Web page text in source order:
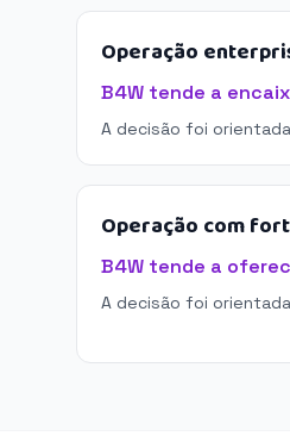
Operação
B4W tende a
A decisão foi
Operação com
B4W tende a
A decisão foi